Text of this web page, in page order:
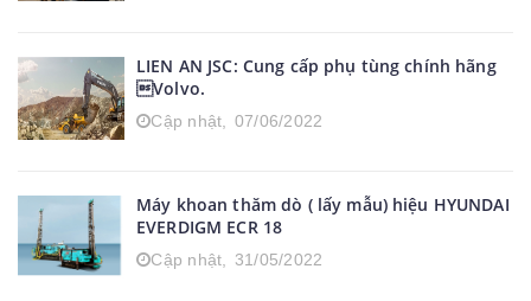
LIEN AN JSC: Cung cấp phụ tùng chính hãng
Volvo.
Cập nhật, 07/06/2022
Máy khoan thăm dò ( lấy mẫu) hiệu HYUNDAI
EVERDIGM ECR 18
Cập nhật, 31/05/2022